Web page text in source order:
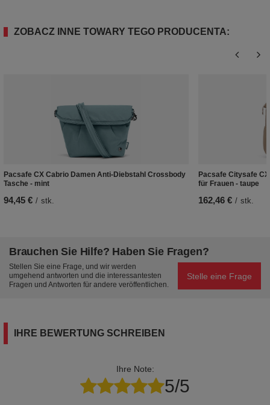
ZOBACZ INNE TOWARY TEGO PRODUCENTA:
Pacsafe CX Cabrio Damen Anti-Diebstahl Crossbody
Tasche - mint
94,45 € / stk.
Pacsafe Citysafe
für Frauen - taupe
162,46 € / stk.
Brauchen Sie Hilfe? Haben Sie Fragen?
Stellen Sie eine Frage, und wir werden
umgehend antworten und die interessantesten
Fragen und Antworten für andere veröffentlichen.
Stelle eine Frage
IHRE BEWERTUNG SCHREIBEN
Ihre Note:
5/5